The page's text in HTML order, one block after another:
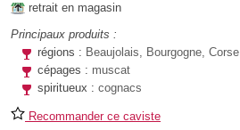
retrait en magasin
Principaux produits :
régions : Beaujolais, Bourgogne,
cépages : muscat
spiritueux : cognacs
Recommander ce caviste